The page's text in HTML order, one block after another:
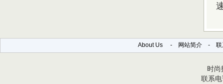
About Us - 网站简介 -
时
联系